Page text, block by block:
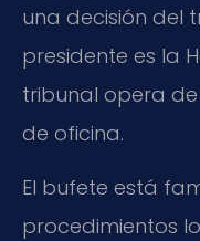
una decisión del
presidente es la
tribunal opera de
de oficina.
El bufete está
procedimientos